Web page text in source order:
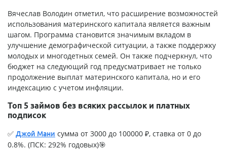
Вячеслав Володин отметил, что расширение возможностей
использования материнского капитала является важным
шагом. Программа становится значимым вкладом в
улучшение демографической ситуации, а также поддержку
молодых и многодетных семей. Он также подчеркнул, что
бюджет на следующий год предусматривает не только
продолжение выплат материнского капитала, но и его
индексацию с учетом инфляции.
Топ 5 займов без всяких рассылок и платных
подписок
✅ Джой Мани сумма от 3000 до 100000 ₽, ставка от 0 до
0.8%. (ПСК: 292% годовых)🎯